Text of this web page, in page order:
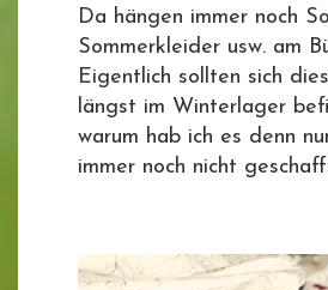
Da hängen immer noch
Sommerkleider usw. am
Eigentlich sollten sich
längst im Winterlager
warum hab ich es denn
immer noch nicht